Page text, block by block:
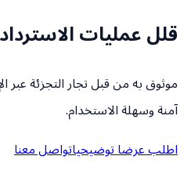
قلل عمليات
آمنة وسهلة الاستخدام.
اطلب عرضا توضيحياتواصل معنا